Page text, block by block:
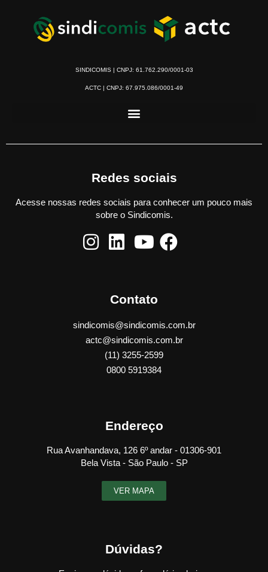
SINDICOMIS | CNPJ: 61.762.290/0001-03
ACTC | CNPJ: 67.975.086/0001-49
Redes sociais
Acesse nossas redes sociais para conhecer um pouco mais
sobre o Sindicomis.
Contato
sindicomis@sindicomis.com.br
actc@sindicomis.com.br
(11) 3255-2599
0800 5919384
Endereço
Rua Avanhandava, 126 6º andar - 01306-901
Bela Vista - São Paulo - SP
VER MAPA
Dúvidas?